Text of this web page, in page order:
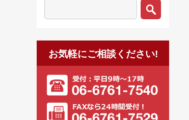
お気軽にご相談ください!